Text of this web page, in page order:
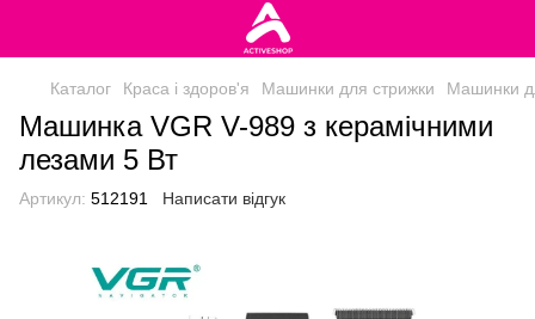
Каталог Краса і здоров'я Машинки для стрижки Машинки
Машинка VGR V-989 з керамічними
лезами 5 Вт
Артикул: 512191 Написати відгук